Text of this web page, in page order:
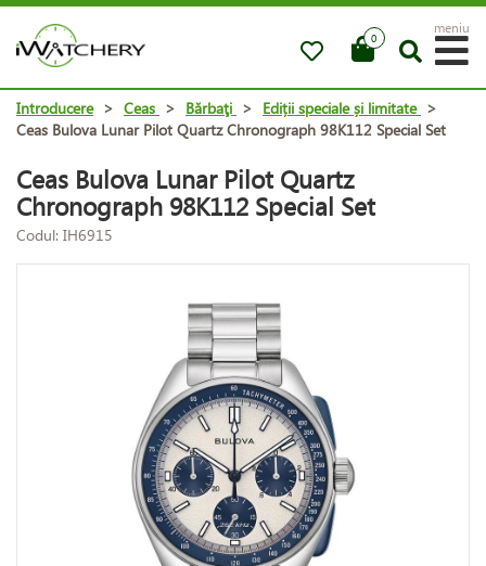
0
meniu
Introducere > Ceas > Bărbaţi > Ediții speciale și limitate >
Ceas Bulova Lunar Pilot Quartz Chronograph 98K112 Special Set
Ceas Bulova Lunar Pilot Quartz
Chronograph 98K112 Special Set
Codul: IH6915